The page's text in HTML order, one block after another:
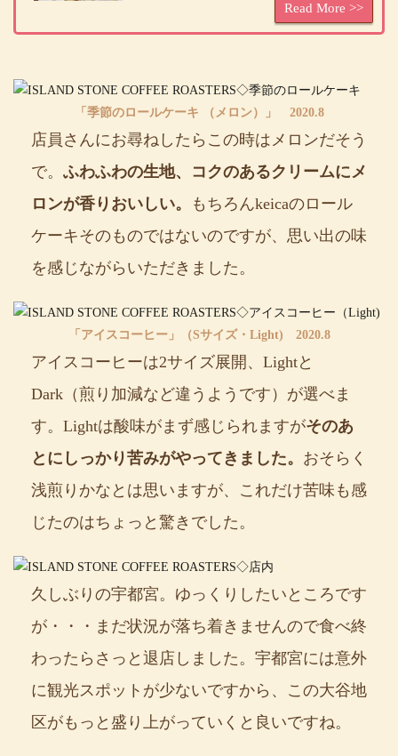
「季節のロールケーキ （メロン）」 2020.8
店員さんにお尋ねしたらこの時はメロンだそう
で。 ふわふわの生地、コクのあるクリームにメ
ロンが香りおいしい。
もちろんkeicaのロール
ケーキそのものではないのですが、思い出の味
を感じながらいただきました。
「アイスコーヒー」（Sサイズ・Light) 2020.8
アイスコーヒーは2サイズ展開、Lightと
Dark（煎り加減など違うようです）が選べま
す。Lightは酸味がまず感じられますがそのあ
とにしっかり苦みがやってきました。 おそらく
浅煎りかなとは思いますが、これだけ苦味も感
じたのはちょっと驚きでした。
久しぶりの宇都宮。ゆっくりしたいところです
が・・・まだ状況が落ち着きませんので食べ終
わったらさっと退店しました。宇都宮には意外
に観光スポットが少ないですから、この大谷地
区がもっと盛り上がっていくと良いですね。